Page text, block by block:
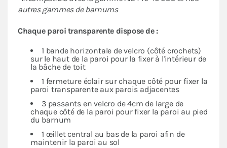
autres gammes de barnums
Chaque paroi transparente dispose de :
1 bande horizontale de velcro (côté crochets)
sur le haut de la paroi pour la fixer à l'intérieur de
la bâche de toit
1 fermeture éclair sur chaque côté pour fixer la
paroi transparente aux parois adjacentes
3 passants en velcro de 4cm de large de
chaque côté de la paroi pour fixer la paroi au pied
du barnum
1 œillet central au bas de la paroi afin de
maintenir la paroi au sol